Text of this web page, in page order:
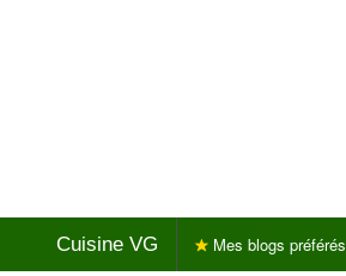
Cuisine VG Mes blogs préférés